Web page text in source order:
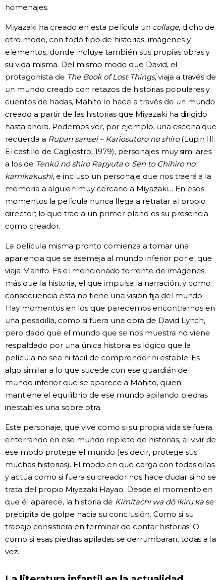
homenajes.
Miyazaki ha creado en esta película un collage, dicho de
otro modo, con todo tipo de historias, imágenes y
elementos, donde incluye también sus propias obras y
su vida misma. Del mismo modo que David, el
protagonista de The Book of Lost Things, viaja a través de
un mundo creado con retazos de historias populares y
cuentos de hadas, Mahito lo hace a través de un mundo
creado a partir de las historias que Miyazaki ha dirigido
hasta ahora. Podemos ver, por ejemplo, una escena que
recuerda a Rupan sansei – Kariosutoro no shiro(Lupin III:
El castillo de Cagliostro, 1979), personajes muy similares
a los de Tenkū no shiro Rapyutao Sen to Chihiro no
kamikakushi, e incluso un personaje que nos traerá a la
memoria a alguien muy cercano a Miyazaki… En esos
momentos la película nunca llega a retratar al propio
director; lo que trae a un primer plano es su presencia
como creador.
La película misma pronto comienza a tomar una
apariencia que se asemeja al mundo inferior por el que
viaja Mahito. Es el mencionado torrente de imágenes,
más que la historia, el que impulsa la narración, y como
consecuencia esta no tiene una visión fija del mundo.
Hay momentos en los que parecemos encontrarnos en
una pesadilla, como si fuera una obra de David Lynch,
pero dado que el mundo que se nos muestra no viene
respaldado por una única historia es lógico que la
película no sea ni fácil de comprender ni estable. Es
algo similar a lo que sucede con ese guardián del
mundo inferior que se aparece a Mahito, quien
mantiene el equilibrio de ese mundo apilando piedras
inestables una sobre otra.
Este personaje, que vive como si su propia vida se fuera
enterrando en ese mundo repleto de historias, al vivir de
ese modo protege el mundo (es decir, protege sus
muchas historias). El modo en que carga con todas ellas
y actúa como si fuera su creador nos hace dudar si no se
trata del propio Miyazaki Hayao. Desde el momento en
que él aparece, la historia de Kimitachi wa dō ikiru ka se
precipita de golpe hacia su conclusión. Como si su
trabajo consistiera en terminar de contar historias. O
como si esas piedras apiladas se derrumbaran, todas a la
vez.